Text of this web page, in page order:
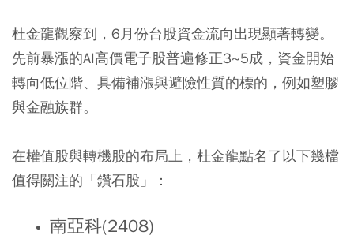
杜金龍觀察到，6月份台股資金流向出現顯著轉變。
先前暴漲的AI高價電子股普遍修正3~5成，資金開始
轉向低位階、具備補漲與避險性質的標的，例如塑膠
與金融族群。
在權值股與轉機股的布局上，杜金龍點名了以下幾檔
值得關注的「鑽石股」：
南亞科(2408)